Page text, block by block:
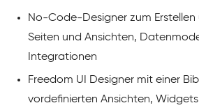
No-Code-Designer zum Erstellen
Seiten und Ansichten,
Integrationen
Freedom UI Designer mit einer
vordefinierten Ansichten,